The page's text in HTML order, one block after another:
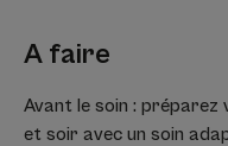
A faire
Avant le soin :
et soir avec un soin